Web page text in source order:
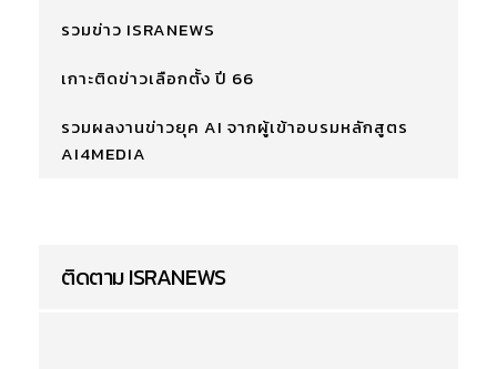
รวมข่าว ISRANEWS
เกาะติดข่าวเลือกตั้ง ปี 66
รวมผลงานข่าวยุค AI จากผู้เข้าอบรมหลักสูตร
AI4MEDIA
ติดตาม ISRANEWS